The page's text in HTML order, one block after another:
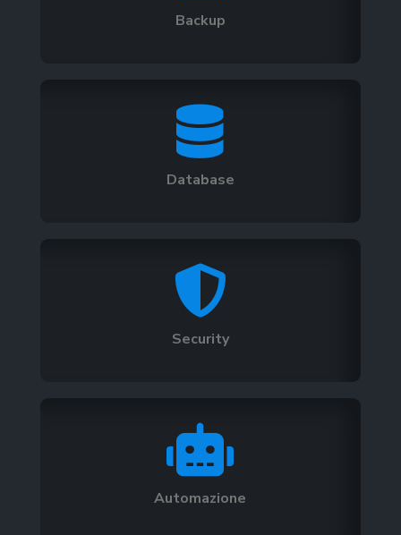
Backup

Database

Security

Automazione